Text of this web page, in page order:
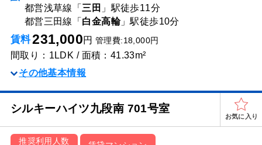
都営浅草線「 三田 」駅徒歩11分
都営三田線「 白金高輪」駅徒歩10分
賃料231,000円 管理費:18,000円
間取り：1LDK / 面積：41.33m²
その他基本情報
シルキーハイツ九段南 701号室
お気に入り
推奨利用人数